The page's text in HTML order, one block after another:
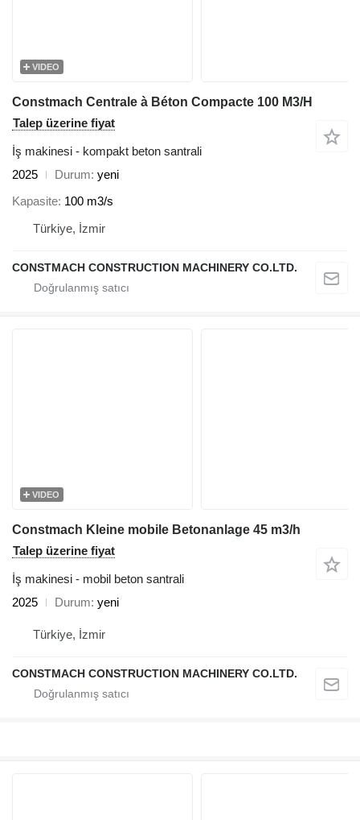
VIDEO
Constmach Centrale à Béton Compacte 100 M3/H
Talep üzerine fiyat
İş makinesi - kompakt beton santrali
2025
Durum yeni
Kapasite 100 m3/s
Türkiye, İzmir
CONSTMACH CONSTRUCTION MACHINERY CO.LTD.
VIDEO
Constmach Kleine mobile Betonanlage 45 m3/h
Talep üzerine fiyat
İş makinesi - mobil beton santrali
2025
Durum yeni
Türkiye, İzmir
CONSTMACH CONSTRUCTION MACHINERY CO.LTD.